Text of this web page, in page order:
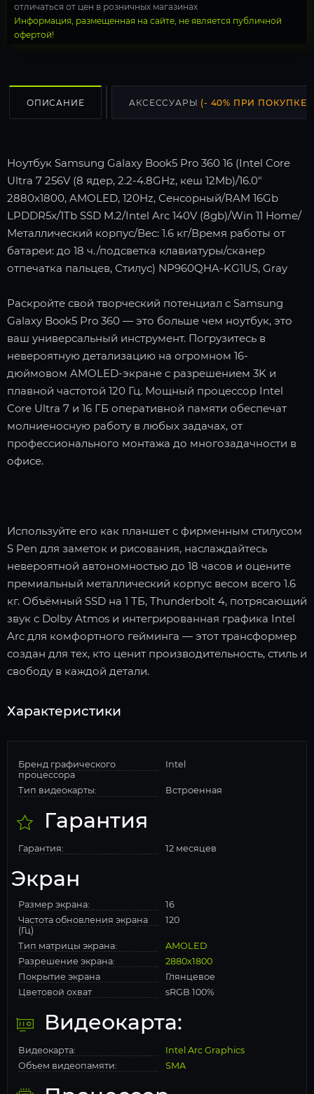
отличаться от цен в розничных магазинах
Информация, размещенная на сайте, не является публичной
офертой!
ОПИСАНИЕ АКСЕССУАРЫ (- 40% ПРИ ПОКУПКЕ
Ноутбук Samsung Galaxy Book5 Pro 360 16 (Intel Core
Ultra 7 256V (8 ядер, 2.2-4.8GHz, кеш 12Mb)/16.0"
2880x1800, AMOLED, 120Hz, Сенсорный/RAM 16Gb
LPDDR5x/1Tb SSD M.2/Intel Arc 140V (8gb)/Win 11 Home/
Металлический корпус/Вес: 1.6 кг/Время работы от
батареи: до 18 ч./подсветка клавиатуры/сканер
отпечатка пальцев, Стилус) NP960QHA-KG1US, Gray
Раскройте свой творческий потенциал с Samsung
Galaxy Book5 Pro 360 — это больше чем ноутбук, это
ваш универсальный инструмент. Погрузитесь в
невероятную детализацию на огромном 16-
дюймовом AMOLED-экране с разрешением 3K и
плавной частотой 120 Гц. Мощный процессор Intel
Core Ultra 7 и 16 ГБ оперативной памяти обеспечат
молниеносную работу в любых задачах, от
профессионального монтажа до многозадачности в
офисе.
Используйте его как планшет с фирменным стилусом
S Pen для заметок и рисования, наслаждайтесь
невероятной автономностью до 18 часов и оцените
премиальный металлический корпус весом всего 1.6
кг. Объёмный SSD на 1 ТБ, Thunderbolt 4, потрясающий
звук с Dolby Atmos и интегрированная графика Intel
Arc для комфортного гейминга — этот трансформер
создан для тех, кто ценит производительность, стиль и
свободу в каждой детали.
Характеристики
Бренд графического
процессора
Intel
Тип видеокарты: Встроенная
Гарантия
Гарантия: 12 месяцев
Экран
Размер экрана:
16
Частота обновления экрана
(Гц)
120
Тип матрицы экрана:
AMOLED
Разрешение экрана:
2880x1800
Покрытие экрана
Глянцевое
Цветовой охват
sRGB 100%
Видеокарта:
Видеокарта:
Intel Arc Graphics
Объем видеопамяти:
SMA